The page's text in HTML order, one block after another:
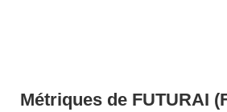
Métriques de FUTURAI